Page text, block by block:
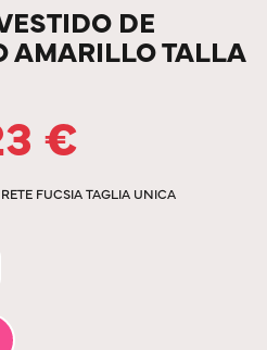
DE
AMARILLO TALLA
€
FUCSIA TAGLIA UNICA